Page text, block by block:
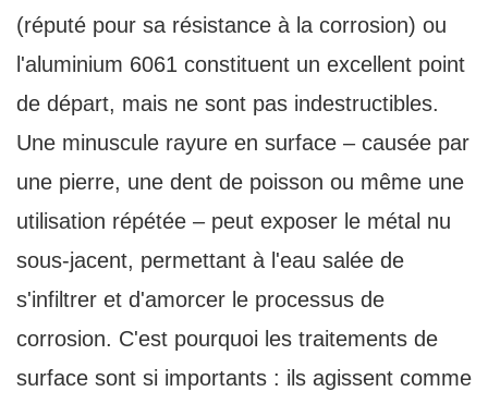
(réputé pour sa résistance à la corrosion) ou
l'aluminium 6061 constituent un excellent point
de départ, mais ne sont pas indestructibles.
Une minuscule rayure en surface – causée par
une pierre, une dent de poisson ou même une
utilisation répétée – peut exposer le métal nu
sous-jacent, permettant à l'eau salée de
s'infiltrer et d'amorcer le processus de
corrosion. C'est pourquoi les traitements de
surface sont si importants : ils agissent comme